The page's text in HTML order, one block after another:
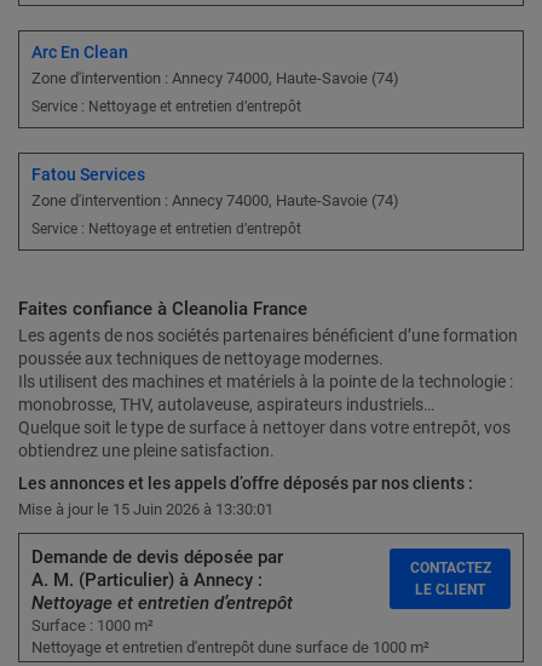
Arc En Clean
Zone d'intervention : Annecy 74000, Haute-Savoie (74)
Service : Nettoyage et entretien d’entrepôt
Fatou Services
Zone d'intervention : Annecy 74000, Haute-Savoie (74)
Service : Nettoyage et entretien d’entrepôt
Faites confiance à Cleanolia France
Les agents de nos sociétés partenaires bénéficient d’une formation
poussée aux techniques de nettoyage modernes.
Ils utilisent des machines et matériels à la pointe de la technologie :
monobrosse, THV, autolaveuse, aspirateurs industriels…
Quelque soit le type de surface à nettoyer dans votre entrepôt, vos
obtiendrez une pleine satisfaction.
Les annonces et les appels d’offre déposés par nos clients :
Mise à jour le 15 Juin 2026 à 13:30:01
Demande de devis déposée par
A. M. (Particulier) à Annecy :
Nettoyage et entretien d’entrepôt
Surface : 1000 m²
Nettoyage et entretien d'entrepôt dune surface de 1000 m²
CONTACTEZ
LE CLIENT